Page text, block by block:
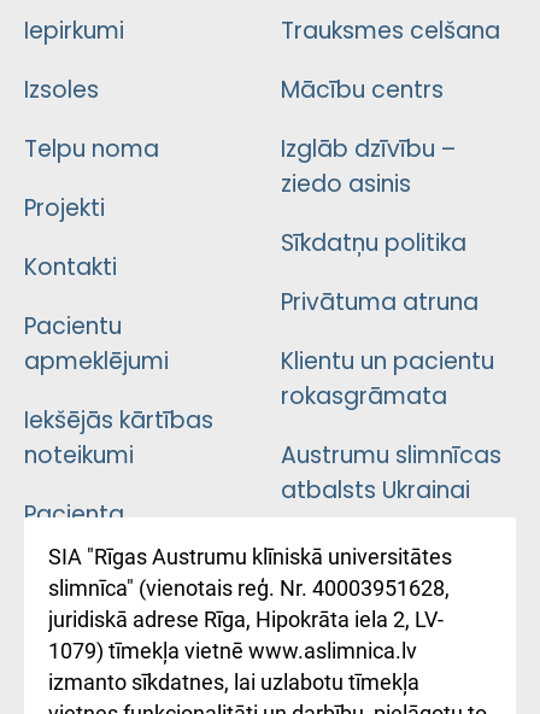
Iepirkumi
Izsoles
Telpu noma
Projekti
Kontakti
Pacientu
apmeklējumi
Iekšējās kārtības
noteikumi
Pacienta
atsauksmju/sūdzību
iesniegšanas
kārtība
Kā pie mums nokļūt
Trauksmes celšana
Mācību centrs
Izglāb dzīvību –
ziedo asinis
Sīkdatņu politika
Privātuma atruna
Klientu un pacientu
rokasgrāmata
Austrumu slimnīcas
atbalsts Ukrainai
Підтримка Східної
лікарні та співпраця з
Україною
SIA "Rīgas Austrumu klīniskā universitātes
slimnīca" (vienotais reģ. Nr. 40003951628,
juridiskā adrese Rīga, Hipokrāta iela 2, LV-
1079) tīmekļa vietnē www.aslimnica.lv
izmanto sīkdatnes, lai uzlabotu tīmekļa